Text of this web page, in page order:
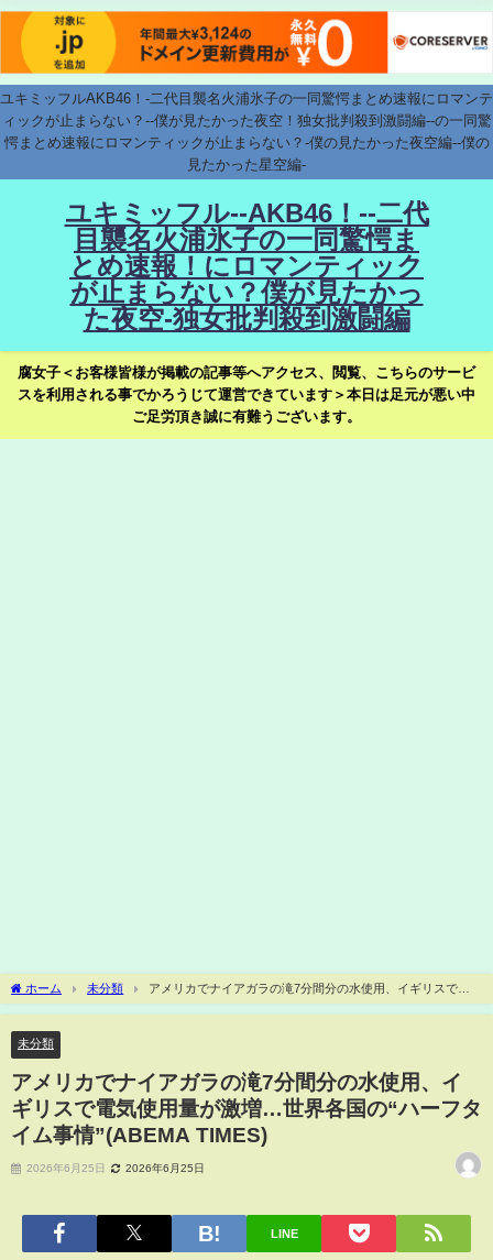
ユキミッフルAKB46！-二代目襲名火浦氷子の一同驚愕まとめ速報にロマンテ
ィックが止まらない？--僕が見たかった夜空！独女批判殺到激闘編--の一同驚
愕まとめ速報にロマンティックが止まらない？-僕の見たかった夜空編--僕の
見たかった星空編-
ユキミッフル--AKB46！--二代
目襲名火浦氷子の一同驚愕ま
とめ速報！にロマンティック
が止まらない？僕が見たかっ
た夜空-独女批判殺到激闘編
腐女子＜お客様皆様が掲載の記事等へアクセス、閲覧、こちらのサービ
スを利用される事でかろうじて運営できています＞本日は足元が悪い中
ご足労頂き誠に有難うございます。
ホーム 未分類
アメリカでナイアガラの滝7分間分の水使用、イギリスで電
気使用量が激増…世界各国の“ハーフタイム事情”(ABEMA TIMES)
未分類
アメリカでナイアガラの滝7分間分の水使用、イ
ギリスで電気使用量が激増…世界各国の“ハーフタ
イム事情”(ABEMA TIMES)
2026年6月25日 2026年6月25日
LINE